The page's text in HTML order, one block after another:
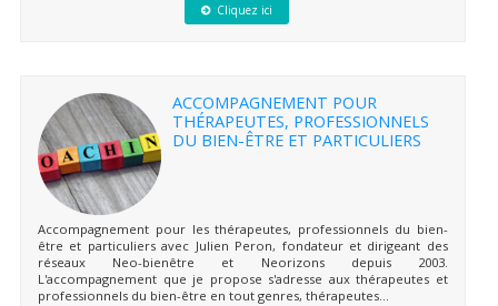
Cliquez ici
ACCOMPAGNEMENT POUR
THÉRAPEUTES, PROFESSIONNELS
DU BIEN-ÊTRE ET PARTICULIERS
Accompagnement pour les thérapeutes, professionnels du bien-
être et particuliers avec Julien Peron, fondateur et dirigeant des
réseaux Neo-bienêtre et Neorizons depuis 2003.
L'accompagnement que je propose s'adresse aux thérapeutes et
professionnels du bien-être en tout genres, thérapeutes...